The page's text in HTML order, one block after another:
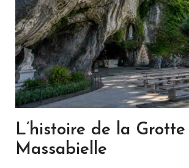
L’histoire de la
Massabielle